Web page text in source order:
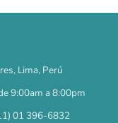
Lima, Perú
9:00am a 8:00pm
01 396-6832